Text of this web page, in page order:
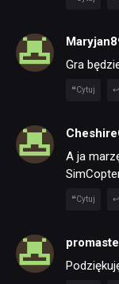
Gra
Cytuj
A ja
Cytuj